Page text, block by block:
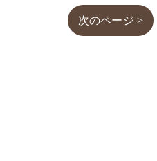
次のページ >